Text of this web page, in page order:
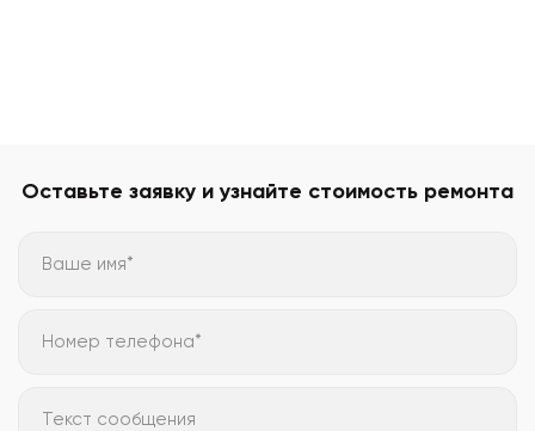
Оставьте заявку и узнайте стоимость ремонта
Ваше имя*
Номер телефона*
Текст сообщения